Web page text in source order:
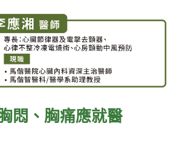
悶、胸痛應就醫